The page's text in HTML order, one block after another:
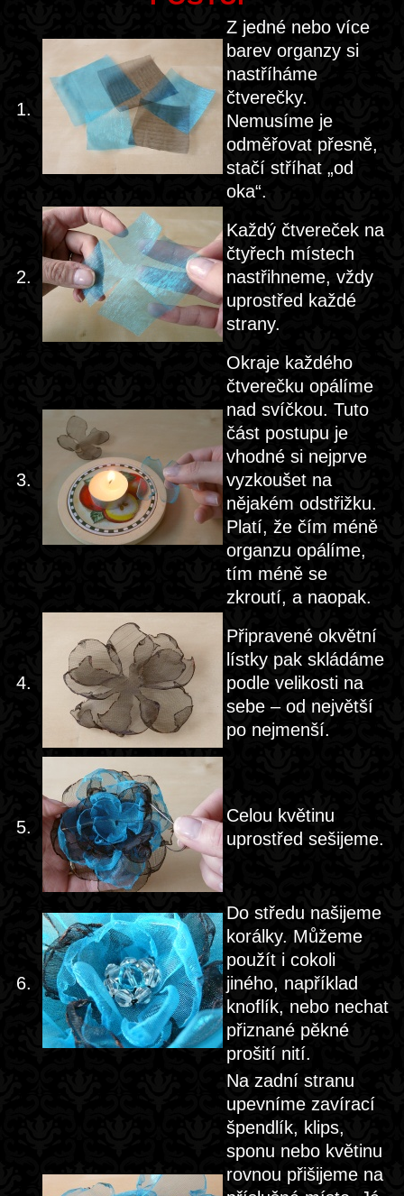
1.
Z jedné nebo více
barev organzy si
nastříháme
čtverečky.
Nemusíme je
odměřovat přesně,
stačí stříhat „od
oka“.
2.
Každý čtvereček na
čtyřech místech
nastřihneme, vždy
uprostřed každé
strany.
3.
Okraje každého
čtverečku opálíme
nad svíčkou. Tuto
část postupu je
vhodné si nejprve
vyzkoušet na
nějakém odstřižku.
Platí, že čím méně
organzu opálíme,
tím méně se
zkroutí, a naopak.
4.
Připravené okvětní
lístky pak skládáme
podle velikosti na
sebe – od největší
po nejmenší.
5.
Celou květinu
uprostřed sešijeme.
6.
Do středu našijeme
korálky. Můžeme
použít i cokoli
jiného, například
knoflík, nebo nechat
přiznané pěkné
prošití nití.
Na zadní stranu
upevníme zavírací
špendlík, klips,
sponu nebo květinu
rovnou přišijeme na